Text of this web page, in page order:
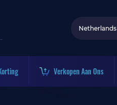
Netherlands
Verkopen Aan Ons